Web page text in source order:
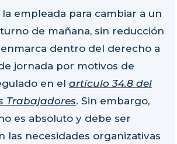
empleada para cambiar a un
de mañana, sin reducción
dentro del derecho a
jornada por motivos de
en el artículo 34.8 del
Trabajadores. Sin embargo,
es absoluto y debe ser
las necesidades organizativas